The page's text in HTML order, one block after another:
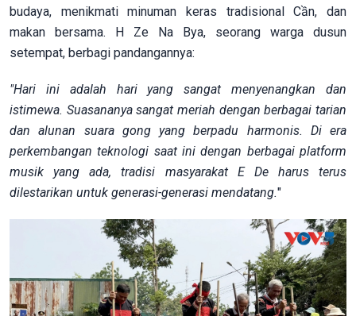
budaya, menikmati minuman keras tradisional Cần, dan
makan bersama. H Ze Na Bya, seorang warga dusun
setempat, berbagi pandangannya:
"Hari ini adalah hari yang sangat menyenangkan dan
istimewa. Suasananya sangat meriah dengan berbagai tarian
dan alunan suara gong yang berpadu harmonis. Di era
perkembangan teknologi saat ini dengan berbagai platform
musik yang ada, tradisi masyarakat E De harus terus
dilestarikan untuk generasi-generasi mendatang."